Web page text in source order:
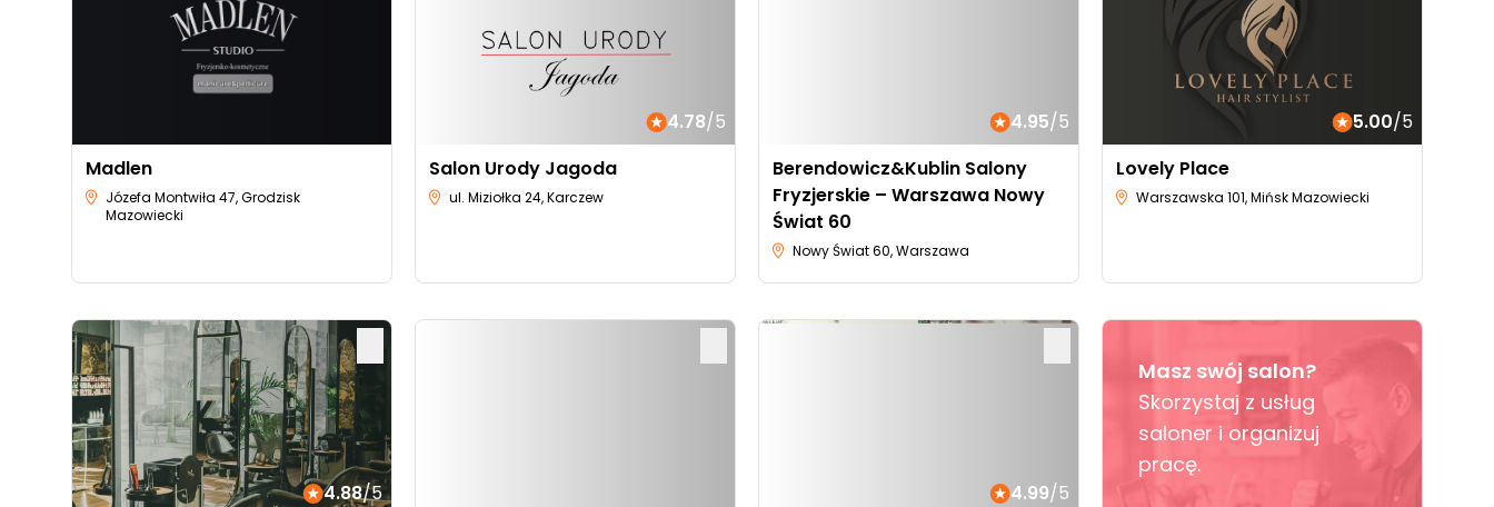
Madlen
Józefa Montwiła 47, Grodzisk
Mazowiecki
4.78/5
Salon Urody Jagoda
ul. Miziołka 24, Karczew
4.95/5
Berendowicz&Kublin Salony
Fryzjerskie – Warszawa Nowy
Świat 60
Nowy Świat 60, Warszawa
5.00/5
Lovely Place
Warszawska 101, Mińsk Mazowiecki
4.88/5
4.99/5
Masz swój salon?
Skorzystaj z usług
saloner i organizuj
pracę.